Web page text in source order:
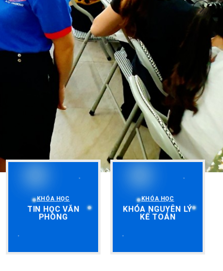
KHÓA HỌC
TIN HỌC VĂN
PHÒNG
KHÓA HỌC
KHÓA NGUYÊN LÝ
KẾ TOÁN